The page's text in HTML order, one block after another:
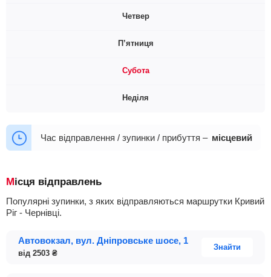
Четвер
П’ятниця
Субота
Неділя
21:00
Час відправлення / зупинки / прибуття – місцевий
Місця відправлень
Популярні зупинки, з яких відправляються маршрутки Кривий
Ріг - Чернівці.
Автовокзал, вул. Дніпровське шосе, 1
від 2503 ₴
Знайти